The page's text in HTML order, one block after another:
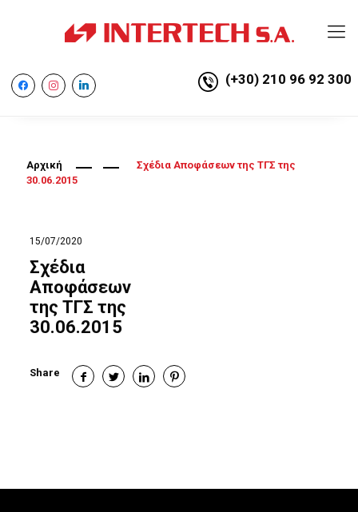
facebookinstagramlinkedin (+30) 210 96 92 300
Αρχική
Σχέδια Αποφάσεων της ΤΓΣ της
30.06.2015
15/07/2020
Σχέδια
Αποφάσεων
της ΤΓΣ της
30.06.2015
Share